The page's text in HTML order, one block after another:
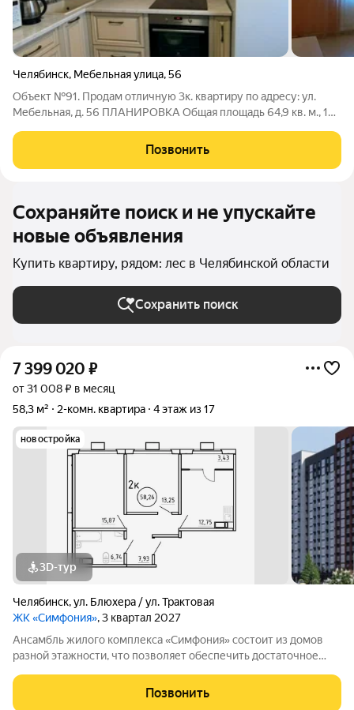
Челябинск, Мебельная улица,56
Объект №91. Продам отличную 3к. квартиру по адресу: ул.
Мебельная, д. 56 ПЛАНИРОВКА Общая площадь 64,9 кв. м., 10
теплая. Комнаты правильной квадратной и прямоугольной
формы, на разные стороны.
Позвонить
Сохраняйте поиск и не упускайте
новые объявления
Купить квартиру, рядом: лес в Челябинской области
Сохранить поиск
7 399 020 ₽
от 31 008 ₽ в месяц
58,3 м²
2-комн. квартира 4 этаж из 17
новостройка
3D-тур
Челябинск,ул. Блюхера / ул. Трактовая
ЖК «Симфония», 3 квартал 2027
Ансамбль жилого комплекса «Симфония» состоит из домов
разной этажности, что позволяет обеспечить достаточное
времени и предлагаем квартиры с уже готовой базовой
отделкой. Заезжайте и живите! ЖК
Позвонить